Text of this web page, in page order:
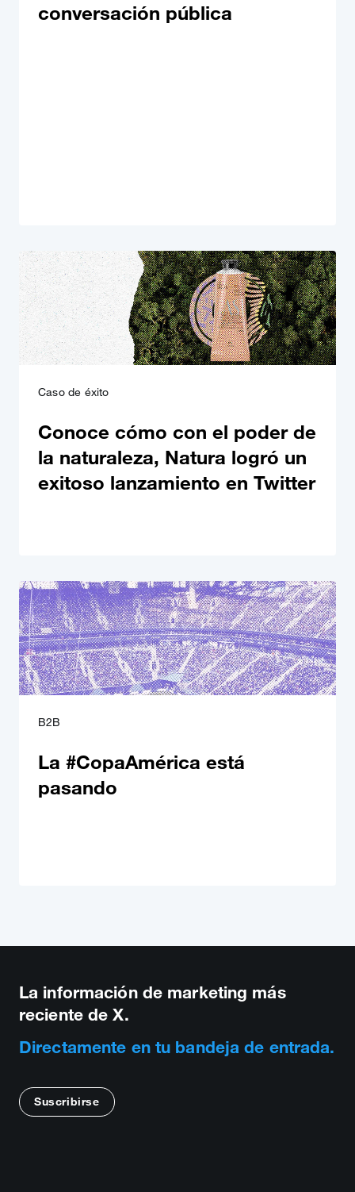
conversación pública
Caso de éxito
Conoce cómo con el poder de
la naturaleza, Natura logró un
exitoso lanzamiento en Twitter
B2B
La #CopaAmérica está
pasando
La información de marketing más
reciente de X.
Directamente en tu bandeja de entrada.
Suscribirse